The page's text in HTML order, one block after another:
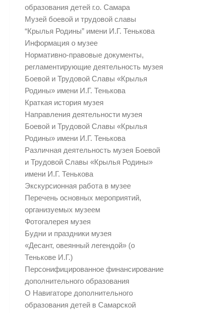
образования детей г.о. Самара
Музей боевой и трудовой славы
“Крылья Родины” имени И.Г. Тенькова
Информация о музее
Нормативно-правовые документы,
регламентирующие деятельность музея
Боевой и Трудовой Славы «Крылья
Родины» имени И.Г. Тенькова
Краткая история музея
Направления деятельности музея
Боевой и Трудовой Славы «Крылья
Родины» имени И.Г. Тенькова
Различная деятельность музея Боевой
и Трудовой Славы «Крылья Родины»
имени И.Г. Тенькова
Экскурсионная работа в музее
Перечень основных мероприятий,
организуемых музеем
Фотогалерея музея
Будни и праздники музея
«Десант, овеянный легендой» (о
Тенькове И.Г.)
Персонифицированное финансирование
дополнительного образования
О Навигаторе дополнительного
образования детей в Самарской